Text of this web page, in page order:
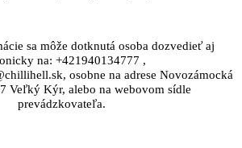
sa môže dotknutá osoba dozvedieť aj
na: +421940134777 ,
osobne na adrese Novozámocká
Veľký Kýr, alebo na webovom sídle
prevádzkovateľa.